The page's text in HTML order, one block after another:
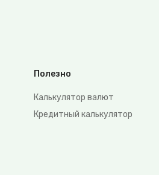
Полезно
Калькулятор валют
Кредитный калькулятор